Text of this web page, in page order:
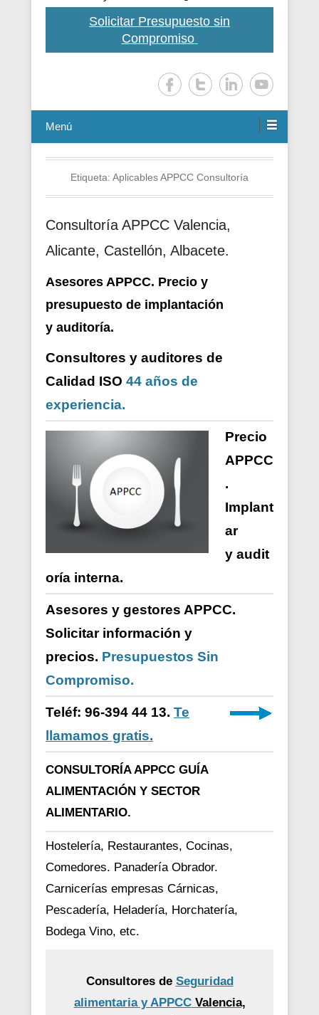
Solicitar Presupuesto sin
Compromiso
Menú
Etiqueta: Aplicables APPCC Consultoría
Consultoría APPCC Valencia,
Alicante, Castellón, Albacete.
Asesores APPCC. Precio y
presupuesto de implantación
y auditoría.
Consultores y auditores de
Calidad ISO 44 años de
experiencia.
Precio
APPCC
.
Implant
ar
y audit
oría interna.
Asesores y gestores APPCC.
Solicitar información y
precios. Presupuestos Sin
Compromiso.
Teléf: 96-394 44 13. Te
llamamos gratis.
CONSULTORÍA APPCC GUÍA
ALIMENTACIÓN Y SECTOR
ALIMENTARIO.
Hostelería, Restaurantes, Cocinas,
Comedores. Panadería Obrador.
Carnicerías empresas Cárnicas,
Pescadería, Heladería, Horchatería,
Bodega Vino, etc.
Consultores de Seguridad
alimentaria y APPCCValencia,